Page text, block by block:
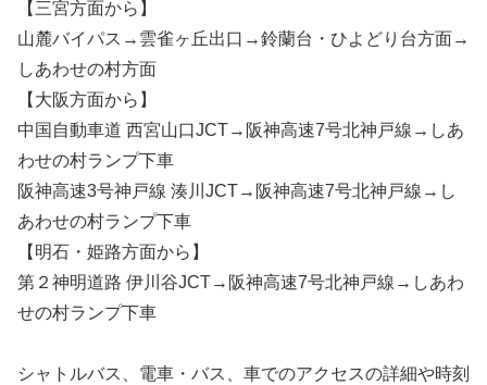
【三宮方面から】
山麓バイパス→雲雀ヶ丘出口→鈴蘭台・ひよどり台方面→
しあわせの村方面
【大阪方面から】
中国自動車道 西宮山口JCT→阪神高速7号北神戸線→しあ
わせの村ランプ下車
阪神高速3号神戸線 湊川JCT→阪神高速7号北神戸線→し
あわせの村ランプ下車
【明石・姫路方面から】
第２神明道路 伊川谷JCT→阪神高速7号北神戸線→しあわ
せの村ランプ下車
シャトルバス、電車・バス、車でのアクセスの詳細や時刻